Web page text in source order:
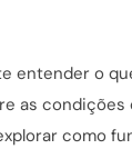
o
as condições
como